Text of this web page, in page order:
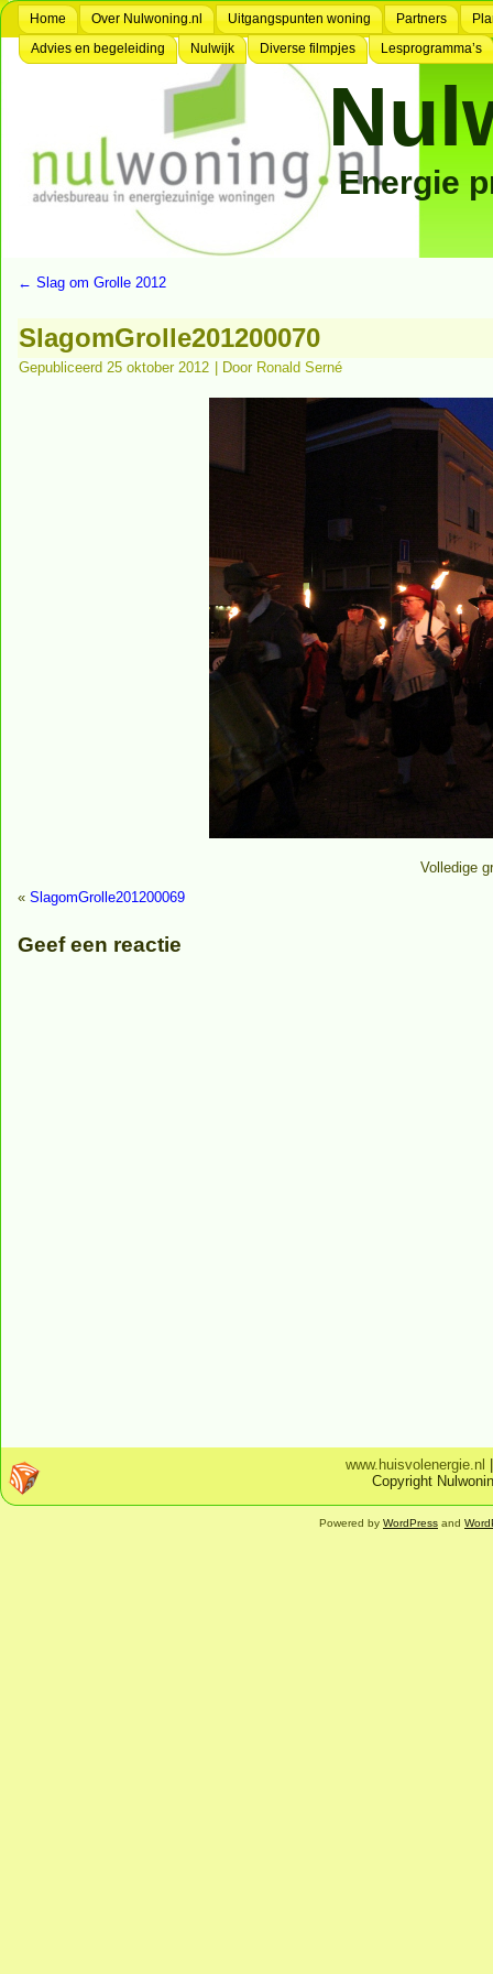
Home Over Nulwoning.nl Uitgangspunten woning Partners
Advies en begeleiding
Nulwijk Diverse filmpjes Lesprogramma’s
Energie
← Slag om Grolle 2012
SlagomGrolle201200070
Gepubliceerd 25 oktober 2012 Door Ronald Serné
Volledige
« SlagomGrolle201200069
Geef een reactie
www.huisvolenergie.nl
Copyright
Powered by WordPress and